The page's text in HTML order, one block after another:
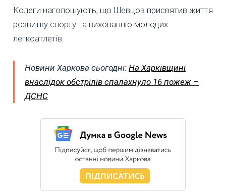
Колеги наголошують, що Шевцов присвятив життя
розвитку спорту та вихованню молодих
легкоатлетів.
Новини Харкова сьогодні: На Харківщині
внаслідок обстрілів спалахнуло 16 пожеж –
ДСНС